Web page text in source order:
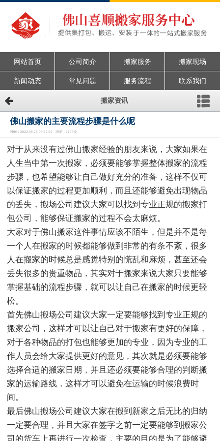
网站首页 公司简介 搬家服务 搬家现场
新闻动态 常见问题 服务流程 联系我们
搬家资讯
佛山搬家的主要流程步骤是什么呢
时间：2022-08-26 09:32:02 浏览：2173次
对于从来没有过佛山搬家经验的朋友来说，大家如果在
人生当中第一次搬家，必须要能够掌握整体搬家的流程
步骤，也希望能够让自己做好充分的准备，这样不仅可
以保证搬家的过程更加顺利，而且还能够避免出现物品
的丢失，搬场公司建议大家可以找到专业正规的搬家打
包公司，能够保证搬家的过程不会太麻烦。
大家对于佛山搬家这件事情应该不陌生，但是并不是每
一个人在搬家的时候都能够做到非常的有条不紊，很多
人在搬家的时候总是感觉特别的慌乱和麻烦，甚至还会
丢失很多的贵重物品，其实对于搬家来说大家只要能够
掌握基础的流程步骤，就可以让自己在搬家的时候更轻
松。
首先佛山搬场公司建议大家一定要能够找到专业正规的
搬家公司，这样才可以让自己对于搬家有更好的保障，
对于各种物品的打包也能够更加的专业，因为专业的工
作人员会给大家提供更好的意见，其次就是必须要能够
选择合适的搬家日期，并且还必须要能够合理的判断搬
家的运输路线，这样才可以避免在运输的时候浪费时
间。
最后佛山搬场公司建议大家在搬到新家之后无比的归纳
一定要合理，并且大家在签字之前一定要能够到搬家公
司的货车上再进行一次检查，主要的目的是为了能够避